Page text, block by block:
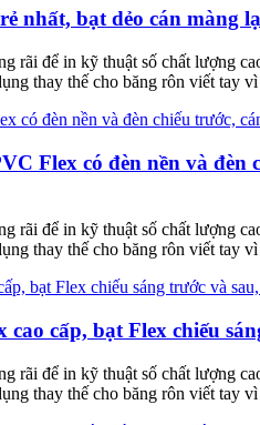
nhất, bạt dẻo cán màng
rãi để in kỹ thuật số chất lượng
thay thế cho băng rôn viết tay vì
Flex có đèn nền và
rãi để in kỹ thuật số chất lượng
thay thế cho băng rôn viết tay vì
cao cấp, bạt Flex chiếu
rãi để in kỹ thuật số chất lượng
thay thế cho băng rôn viết tay vì